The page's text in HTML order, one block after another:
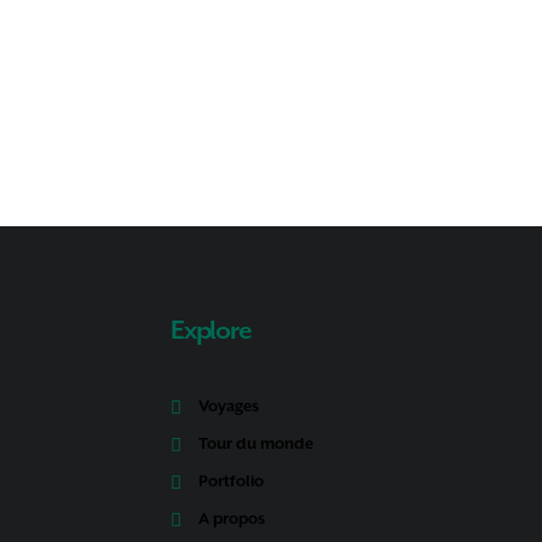
Explore
Voyages
Tour du monde
Portfolio
A propos